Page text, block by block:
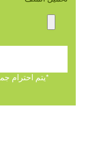
*يتم احترام